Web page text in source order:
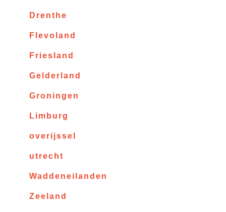
Drenthe
Flevoland
Friesland
Gelderland
Groningen
Limburg
overijssel
utrecht
Waddeneilanden
Zeeland